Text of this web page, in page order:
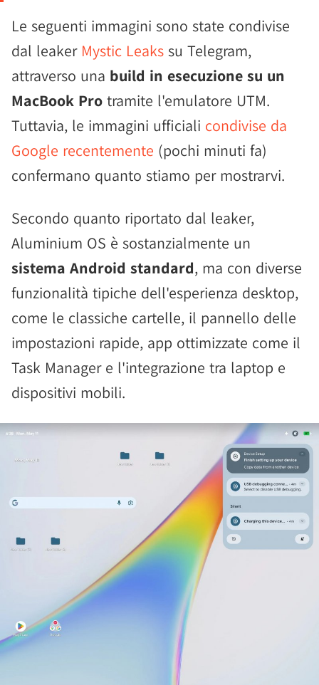
Le seguenti immagini sono state condivise
dal leaker Mystic Leaks su Telegram,
attraverso una build in esecuzione su un
MacBook Pro tramite l'emulatore UTM.
Tuttavia, le immagini ufficiali condivise da
Google recentemente (pochi minuti fa)
confermano quanto stiamo per mostrarvi.
Secondo quanto riportato dal leaker,
Aluminium OS è sostanzialmente un
sistema Android standard, ma con diverse
funzionalità tipiche dell'esperienza desktop,
come le classiche cartelle, il pannello delle
impostazioni rapide, app ottimizzate come il
Task Manager e l'integrazione tra laptop e
dispositivi mobili.